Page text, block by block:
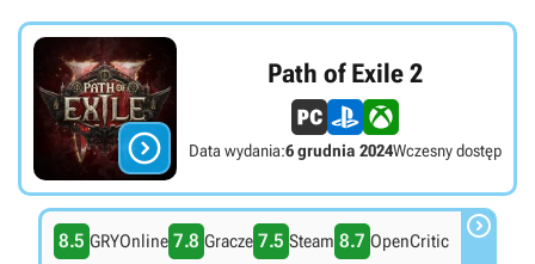

Path of Exile 2
Data wydania:6 grudnia 2024Wczesny dostęp
8.5 GRYOnline 7.8 Gracze 7.5 Steam 8.7 OpenCritic 